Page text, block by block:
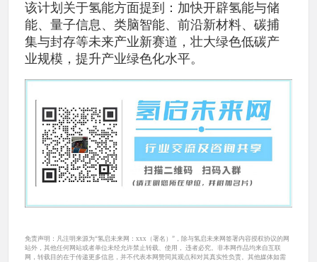
该计划关于氢能方面提到：加快开辟氢能与储
能、量子信息、类脑智能、前沿新材料、碳捕
集与封存等未来产业新赛道，壮大绿色低碳产
业规模，提升产业绿色化水平。
免责声明：凡注明来源为“氢启未来网：xxx（署名）”，除与氢启未来网签署内容授权协议的网
站外，其他任何网站或者单位未经允许禁止转载、使用， 违者必究。非本网作品均来自互联
网，转载目的在于传递更多信息，并不代表本网赞同其观点和对其真实性负责。其他媒体如需